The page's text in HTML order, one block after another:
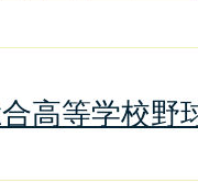
高等学校野